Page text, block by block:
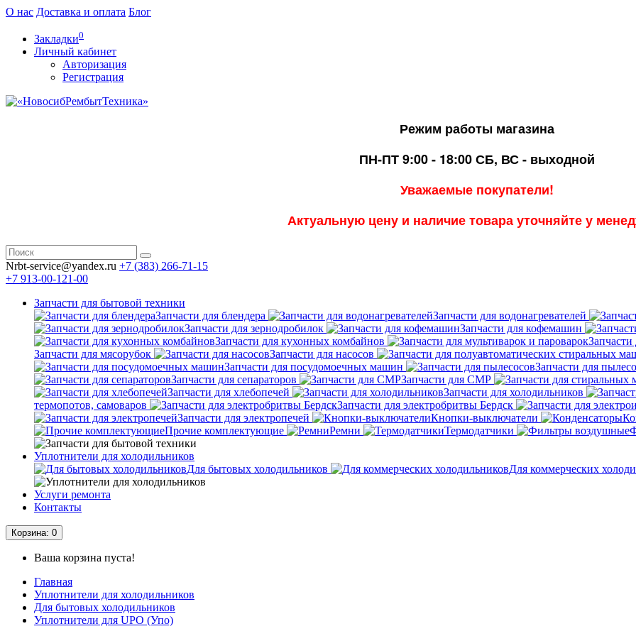
О нас Доставка и оплата Блог
Закладки0
Личный кабинет
Авторизация
Регистрация
Режим работы магазина
ПН-ПТ 9:00 - 18:00СБ, ВС - выходной
Уважаемые покупатели!
Актуальную цену и наличие товара уточняйте у
Nrbt-service@yandex.ru +7 (383) 266-71-15
+7 913-00-121-00
Запчасти для бытовой техники
Запчасти для блендера
Запчасти для водонагревателей
Запчасти для зернодробилок
Запчасти для кофемашин
Запчасти для кухонных комбайнов
Запчасти
Запчасти для мясорубок
Запчасти для насосов
Запчасти для посудомоечных машин
Запчасти для
Запчасти для сепараторов
Запчасти для СМР
Запчасти для хлебопечей
Запчасти для холодильников
термопотов, самоваров
Запчасти для электробритвы Бердск
Запчасти для электропечей
Кнопки-выключатели
Прочие комплектующие
Ремни Термодатчики
Уплотнители для холодильников
Для бытовых холодильников
Для коммерческих
Услуги ремонта
Контакты
Корзина: 0
Ваша корзина пуста!
Главная
Уплотнители для холодильников
Для бытовых холодильников
Уплотнители для UPO (Упо)